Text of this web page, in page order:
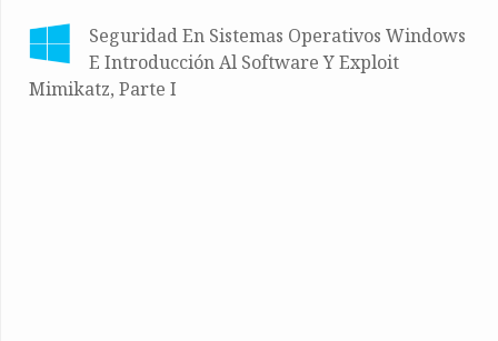
Seguridad En Sistemas Operativos Windows
E Introducción Al Software Y Exploit
Mimikatz, Parte I